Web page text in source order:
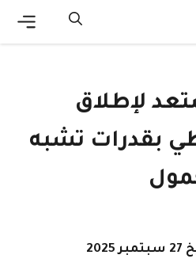
لإطلاق
بقدرات تشبه